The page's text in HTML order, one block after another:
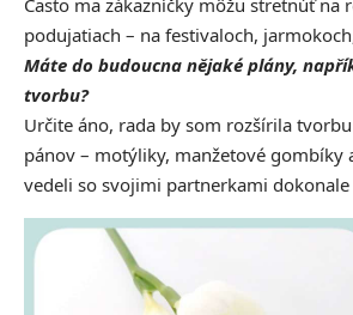
Často ma zákazníčky môžu stretnúť na
podujatiach – na festivaloch,
Máte do budoucna nějaké plány,
tvorbu?
Určite áno, rada by som rozšírila
pánov – motýliky, manžetové gombíky
vedeli so svojimi partnerkami dokonale